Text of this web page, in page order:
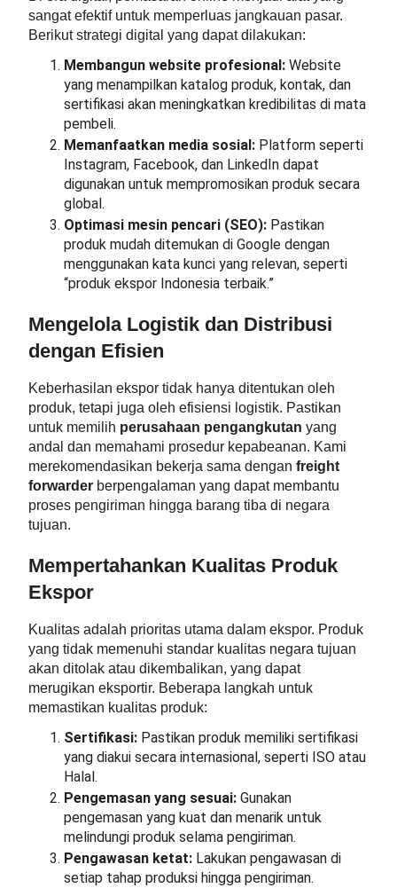
sangat efektif untuk memperluas jangkauan pasar.
Berikut strategi digital yang dapat dilakukan:
Membangun website profesional: Website
yang menampilkan katalog produk, kontak, dan
sertifikasi akan meningkatkan kredibilitas di mata
pembeli.
Memanfaatkan media sosial: Platform seperti
Instagram, Facebook, dan LinkedIn dapat
digunakan untuk mempromosikan produk secara
global.
Optimasi mesin pencari (SEO): Pastikan
produk mudah ditemukan di Google dengan
menggunakan kata kunci yang relevan, seperti
“produk ekspor Indonesia terbaik.”
Mengelola Logistik dan Distribusi
dengan Efisien
Keberhasilan ekspor tidak hanya ditentukan oleh
produk, tetapi juga oleh efisiensi logistik. Pastikan
untuk memilih perusahaan pengangkutan yang
andal dan memahami prosedur kepabeanan. Kami
merekomendasikan bekerja sama dengan freight
forwarder berpengalaman yang dapat membantu
proses pengiriman hingga barang tiba di negara
tujuan.
Mempertahankan Kualitas Produk
Ekspor
Kualitas adalah prioritas utama dalam ekspor. Produk
yang tidak memenuhi standar kualitas negara tujuan
akan ditolak atau dikembalikan, yang dapat
merugikan eksportir. Beberapa langkah untuk
memastikan kualitas produk:
Sertifikasi: Pastikan produk memiliki sertifikasi
yang diakui secara internasional, seperti ISO atau
Halal.
Pengemasan yang sesuai: Gunakan
pengemasan yang kuat dan menarik untuk
melindungi produk selama pengiriman.
Pengawasan ketat: Lakukan pengawasan di
setiap tahap produksi hingga pengiriman.